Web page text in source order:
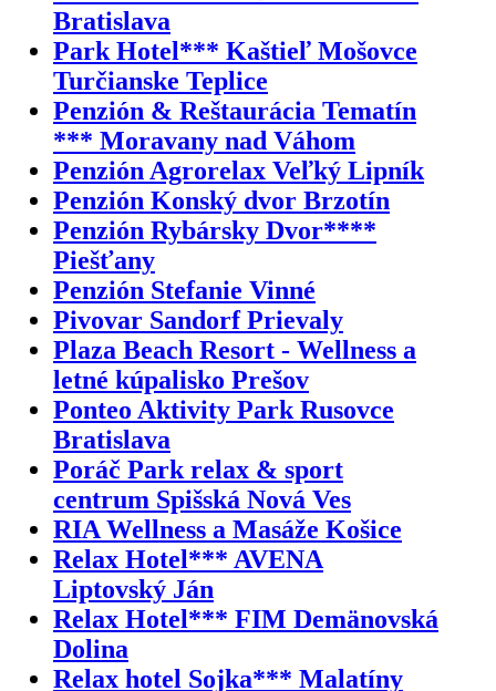
Bratislava
Park Hotel*** Kaštieľ Mošovce
Turčianske Teplice
Penzión & Reštaurácia Tematín
*** Moravany nad Váhom
Penzión Agrorelax Veľký Lipník
Penzión Konský dvor Brzotín
Penzión Rybársky Dvor****
Piešťany
Penzión Stefanie Vinné
Pivovar Sandorf Prievaly
Plaza Beach Resort - Wellness a
letné kúpalisko Prešov
Ponteo Aktivity Park Rusovce
Bratislava
Poráč Park relax & sport
centrum Spišská Nová Ves
RIA Wellness a Masáže Košice
Relax Hotel*** AVENA
Liptovský Ján
Relax Hotel*** FIM Demänovská
Dolina
Relax hotel Sojka*** Malatíny